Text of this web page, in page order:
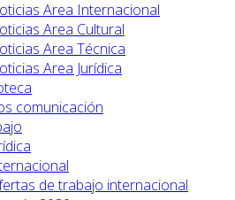
Area Internacional
Area Cultural
Area Técnica
Area Jurídica
comunicación
de trabajo internacional